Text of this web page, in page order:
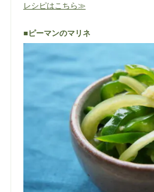
レシピはこちら≫
■ピーマンのマリネ